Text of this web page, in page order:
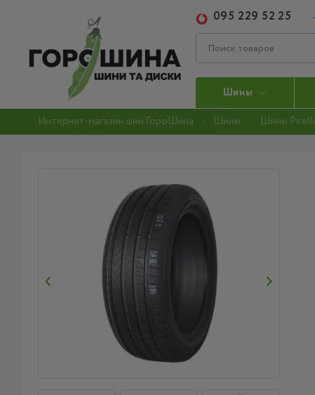
095 229 52 25
Шины
Интернет-магазин шин ГороШина Шины Шины Pirelli